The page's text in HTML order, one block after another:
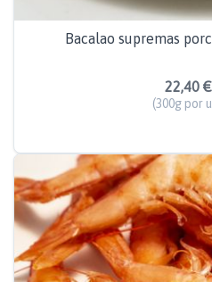
Bacalao supremas
22,40
(300g por